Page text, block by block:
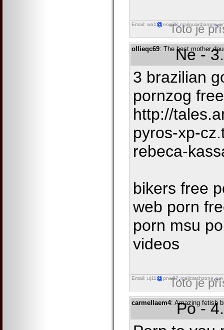
Email: wa1 eog38 mailguardianpro
Toto je
ollieqc69: The best mother
Ne -
3 brazilian
pornzog
http://
pyros-xp-
rebeca-
bikers free
web porn
porn msu
videos
Email: uj11 pnw67 mailcatchzone run
Toto je
carmellaem4: Amazing fetish
Po -